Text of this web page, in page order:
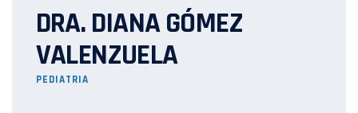
DRA. DIANA GÓMEZ
VALENZUELA
PEDIATRIA